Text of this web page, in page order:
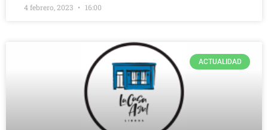
4 febrero, 2023 16:00
ACTUALIDAD